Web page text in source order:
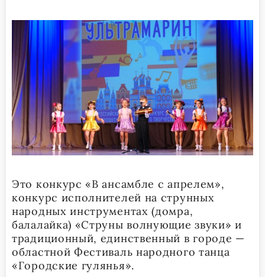
Это конкурс «В ансамбле с апрелем»,
конкурс исполнителей на струнных
народных инструментах (домра,
балалайка) «Струны волнующие звуки» и
традиционный, единственный в городе —
областной Фестиваль народного танца
«Городские гулянья».